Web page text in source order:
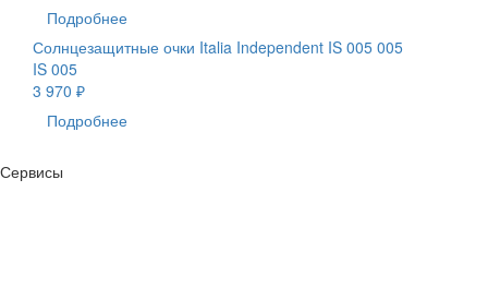
Подробнее
Солнцезащитные очки Italia Independent IS 005 005
IS 005
3 970 ₽
Подробнее
Сервисы